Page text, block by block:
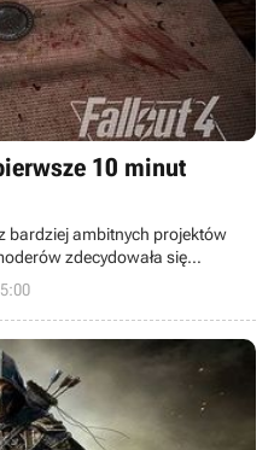
10 minut
bardziej ambitnych projektów
zdecydowała się
Fallouta 4. W sieci pojawił
pierwsze 10 minut modyfikacji